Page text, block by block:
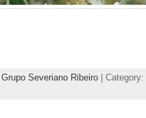
Grupo Severiano Ribeiro| Category: